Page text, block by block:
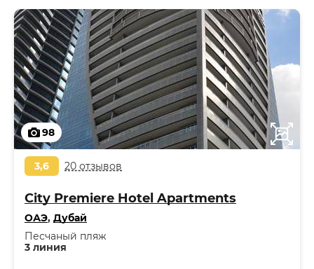
98
3,6 20 отзывов
City Premiere Hotel Apartments
ОАЭ, Дубай
3 линия
Песчаный пляж